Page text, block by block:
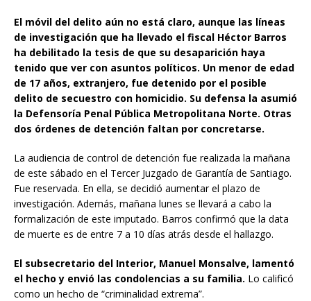
El móvil del delito aún no está claro, aunque las líneas
de investigación que ha llevado el fiscal Héctor Barros
ha debilitado la tesis de que su desaparición haya
tenido que ver con asuntos políticos. Un menor de edad
de 17 años, extranjero, fue detenido por el posible
delito de secuestro con homicidio. Su defensa la asumió
la Defensoría Penal Pública Metropolitana Norte. Otras
dos órdenes de detención faltan por concretarse.
La audiencia de control de detención fue realizada la mañana
de este sábado en el Tercer Juzgado de Garantía de Santiago.
Fue reservada. En ella, se decidió aumentar el plazo de
investigación. Además, mañana lunes se llevará a cabo la
formalización de este imputado. Barros confirmó que la data
de muerte es de entre 7 a 10 días atrás desde el hallazgo.
El subsecretario del Interior, Manuel Monsalve, lamentó
el hecho y envió las condolencias a su familia. Lo calificó
como un hecho de “criminalidad extrema”.